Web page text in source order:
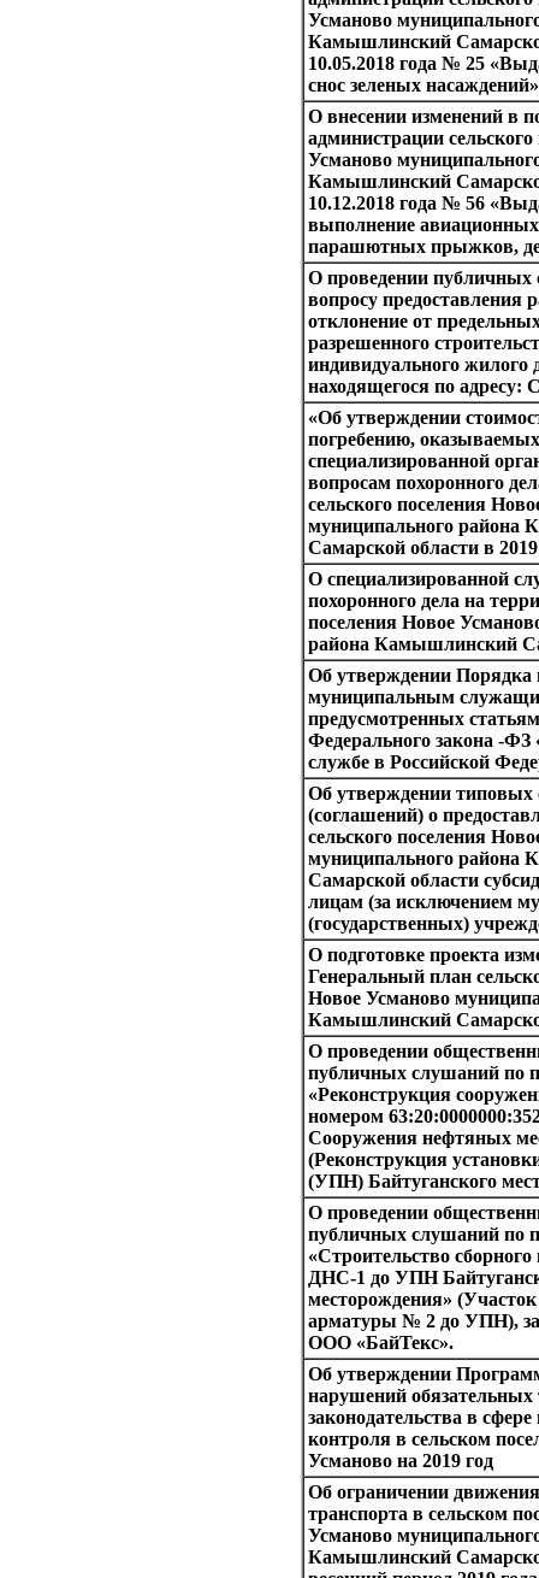
Усманово
Камышлинский
10.05.2018 года № 25
снос зеленых насаждений»
О внесении изменений в
администрации
Усманово
Камышлинский
10.12.2018 года № 56
выполнение авиационных
парашютных прыжков,
О проведении публичных
вопросу предоставления
отклонение от
разрешенного
индивидуального жилого
находящегося по адресу:
«Об утверждении
погребению, оказываемых
специализированной
вопросам похоронного
сельского поселения
муниципального района
Самарской области в 2019
О специализированной
похоронного дела на
поселения Новое
района Камышлинский
Об утверждении Порядка
муниципальным
предусмотренных
Федерального закона -
службе в Российской
Об утверждении типовых
(соглашений) о
сельского поселения
муниципального района
Самарской области
лицам (за исключением
(государственных)
О подготовке проекта
Генеральный план
Новое Усманово
Камышлинский
О проведении
публичных слушаний по
«Реконструкция
номером
Сооружения нефтяных
(Реконструкция
(УПН) Байтуганского
О проведении
публичных слушаний по
«Строительство
ДНС-1 до УПН
месторождения» (Участок
арматуры № 2 до УПН),
ООО «БайТекс».
Об утверждении
нарушений обязательных
законодательства в
контроля в сельском
Усманово на 2019 год
Об ограничении
транспорта в сельском
Усманово
Камышлинский